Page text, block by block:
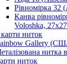
Рівномірка 32
Канва
Voloshka,
ниток
Gallery
нитка
ниток